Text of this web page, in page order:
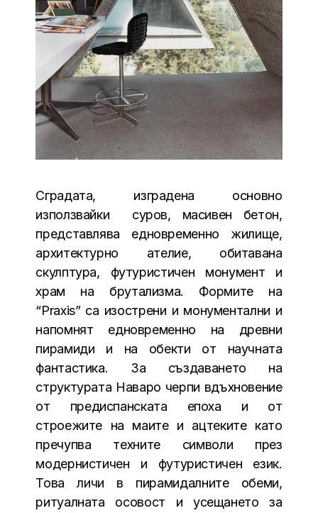
Сградата, изградена основно
използвайки суров, масивен бетон,
представлява едновременно жилище,
архитектурно ателие, обитавана
скулптура, футуристичен монумент и
храм на брутализма. Формите на
“Praxis” са изострени и монументални и
напомнят едновременно на древни
пирамиди и на обекти от научната
фантастика. За създаването на
структурата Наваро черпи вдъхновение
от предиспанската епоха и от
строежите на маите и ацтеките като
пречупва техните символи през
модернистичен и футуристичен език.
Това личи в пирамидалните обеми,
ритуалната осовост и усещането за